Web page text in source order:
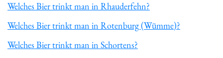
Welches Bier trinkt man in Rhauderfehn?
Welches Bier trinkt man in Rotenburg (Wümme)?
Welches Bier trinkt man in Schortens?